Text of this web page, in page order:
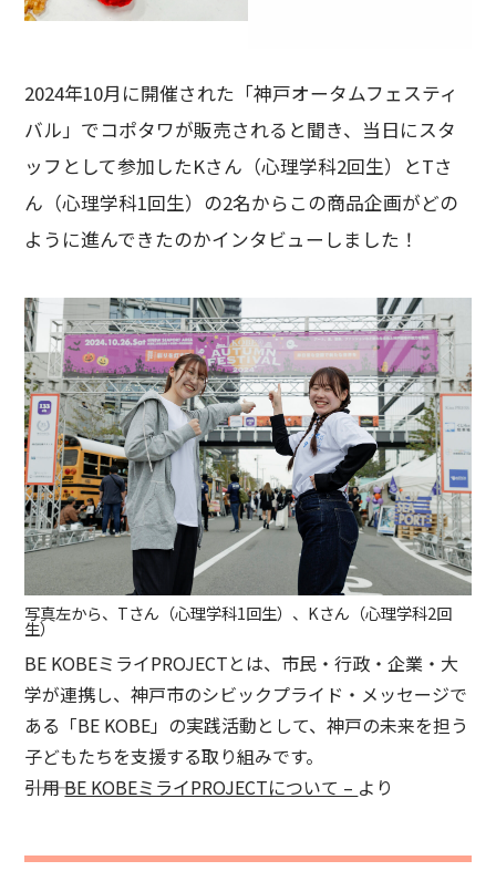
2024年10月に開催された「神戸オータムフェスティ
バル」でコポタワが販売されると聞き、当日にスタ
ッフとして参加したKさん（心理学科2回生）とTさ
ん（心理学科1回生）の2名からこの商品企画がどの
ように進んできたのかインタビューしました！
写真左から、Tさん（心理学科1回生）、Kさん（心理学科2回
生）
BE KOBEミライPROJECTとは、市民・行政・企業・大
学が連携し、神戸市のシビックプライド・メッセージで
ある「BE KOBE」の実践活動として、神戸の未来を担う
子どもたちを支援する取り組みです。
―――引用BE KOBEミライPROJECTについて – より